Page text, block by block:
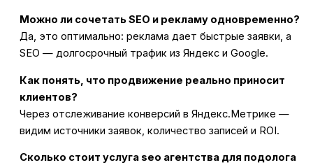
Можно ли сочетать SEO и рекламу одновременно?
Да, это оптимально: реклама дает быстрые заявки, а
SEO — долгосрочный трафик из Яндекс и Google.
Как понять, что продвижение реально приносит
клиентов?
Через отслеживание конверсий в Яндекс.Метрике —
видим источники заявок, количество записей и ROI.
Сколько стоит услуга seo агентства для подолога